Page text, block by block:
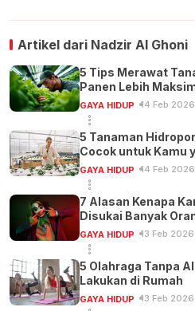
Artikel dari Nadzir Al Ghoni
5 Tips Merawat
Panen Lebih
GAYA HIDUP 14 Feb
5 Tanaman
Cocok untuk Kamu
GAYA HIDUP 14 Feb 2026
7 Alasan Kenapa
Disukai Banyak
GAYA HIDUP 13 Feb
5 Olahraga Tanpa
Lakukan di Rumah
GAYA HIDUP 13 Feb 2026